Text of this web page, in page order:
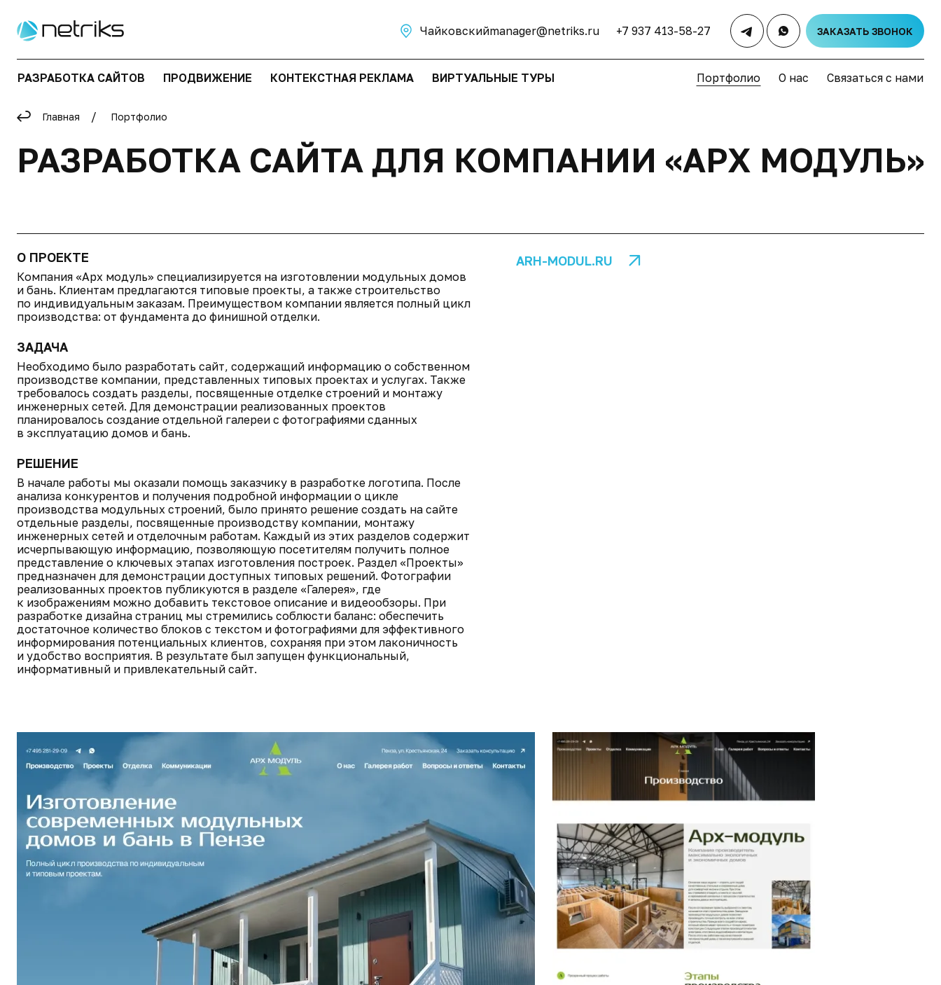
Чайковский +7 937 413-58-27
manager@netriks.ru ЗАКАЗАТЬ ЗВОНОК
РАЗРАБОТКА САЙТОВ ПРОДВИЖЕНИЕ КОНТЕКСТНАЯ РЕКЛАМА ВИРТУАЛЬНЫЕ ТУРЫ Портфолио О нас Связаться с нами
Главная Портфолио
РАЗРАБОТКА САЙТА ДЛЯ КОМПАНИИ «АРХ МОДУЛЬ»
О ПРОЕКТЕ
Компания «Арх модуль» специализируется на изготовлении модульных домов
и бань. Клиентам предлагаются типовые проекты, а также строительство
по индивидуальным заказам. Преимуществом компании является полный цикл
производства: от фундамента до финишной отделки.
ЗАДАЧА
Необходимо было разработать сайт, содержащий информацию о собственном
производстве компании, представленных типовых проектах и услугах. Также
требовалось создать разделы, посвященные отделке строений и монтажу
инженерных сетей. Для демонстрации реализованных проектов
планировалось создание отдельной галереи с фотографиями сданных
в эксплуатацию домов и бань.
РЕШЕНИЕ
В начале работы мы оказали помощь заказчику в разработке логотипа. После
анализа конкурентов и получения подробной информации о цикле
производства модульных строений, было принято решение создать на сайте
отдельные разделы, посвященные производству компании, монтажу
инженерных сетей и отделочным работам. Каждый из этих разделов содержит
исчерпывающую информацию, позволяющую посетителям получить полное
представление о ключевых этапах изготовления построек. Раздел «Проекты»
предназначен для демонстрации доступных типовых решений. Фотографии
реализованных проектов публикуются в разделе «Галерея», где
к изображениям можно добавить текстовое описание и видеообзоры. При
разработке дизайна страниц мы стремились соблюсти баланс: обеспечить
достаточное количество блоков с текстом и фотографиями для эффективного
информирования потенциальных клиентов, сохраняя при этом лаконичность
и удобство восприятия. В результате был запущен функциональный,
информативный и привлекательный сайт.
ARH-MODUL.RU